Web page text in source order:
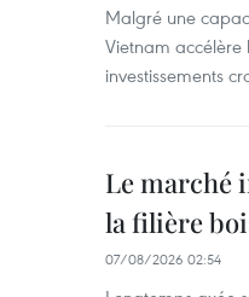
Malgré une
Vietnam accélère
investissements
Le marché
la filière
07/08/2026 02:54